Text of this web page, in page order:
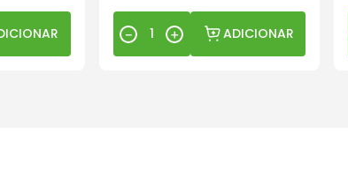
＋
－ ADICIONAR